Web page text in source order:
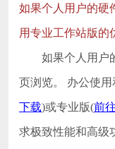
如果个人用户的硬
用专业工作站版的
如果个人用户的
页浏览。 办公使
下载)或专业版(前
求极致性能和高级